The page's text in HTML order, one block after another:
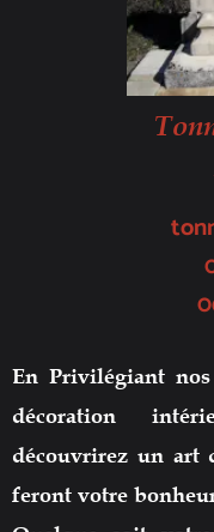
En Privilégiant
décoration
découvrirez un
feront votre